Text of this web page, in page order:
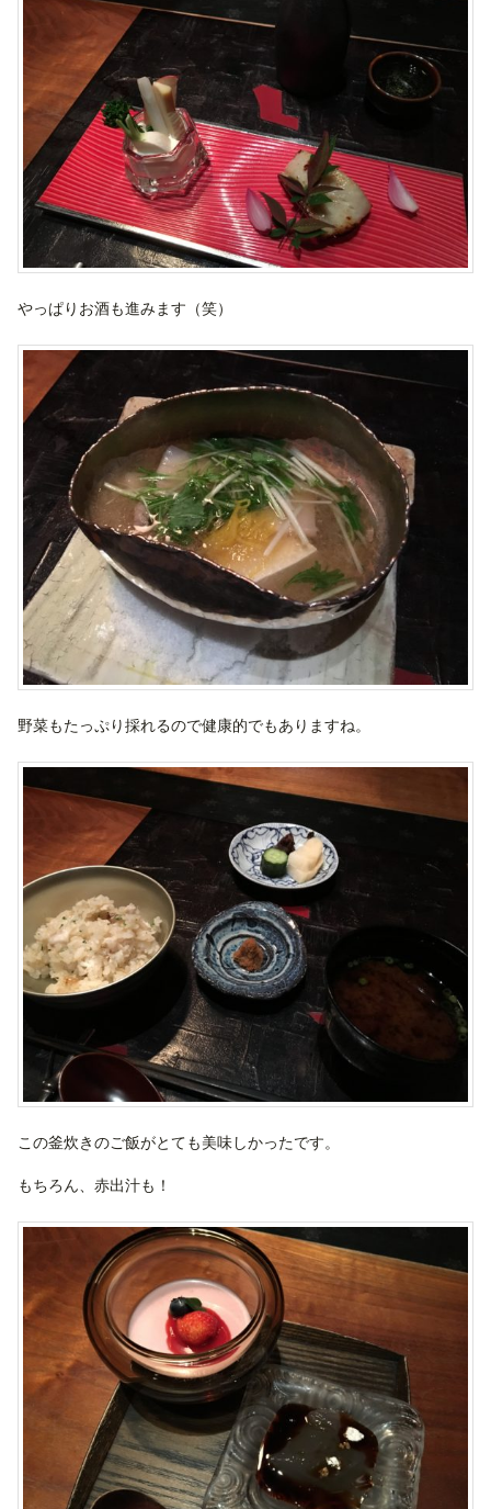
やっぱりお酒も進みます（笑）
野菜もたっぷり採れるので健康的でもありますね。
この釜炊きのご飯がとても美味しかったです。
もちろん、赤出汁も！